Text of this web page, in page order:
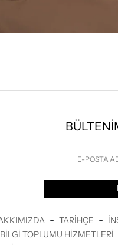
- TARIHÇE -
BILGI TOPLUMU HIZMETLERI